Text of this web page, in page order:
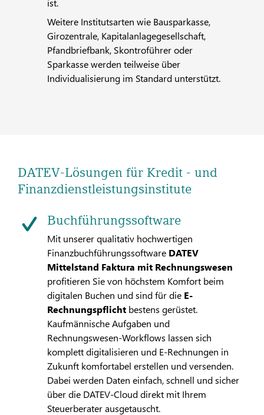
ist.
Weitere Institutsarten wie Bausparkasse,
Girozentrale, Kapitalanlagegesellschaft,
Pfandbriefbank, Skontroführer oder
Sparkasse werden teilweise über
Individualisierung im Standard unterstützt.
DATEV-Lösungen für Kredit - und
Finanzdienstleistungsinstitute
Buchführungssoftware
Mit unserer qualitativ hochwertigen
Finanzbuchführungssoftware DATEV
Mittelstand Faktura mit Rechnungswesen
profitieren Sie von höchstem Komfort beim
digitalen Buchen und sind für die E-
Rechnungspflicht bestens gerüstet.
Kaufmännische Aufgaben und
Rechnungswesen-Workflows lassen sich
komplett digitalisieren und E-Rechnungen in
Zukunft komfortabel erstellen und versenden.
Dabei werden Daten einfach, schnell und sicher
über die DATEV-Cloud direkt mit Ihrem
Steuerberater ausgetauscht.